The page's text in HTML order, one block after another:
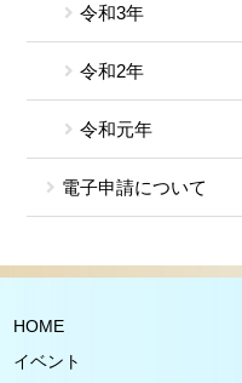
令和3年
令和2年
令和元年
電子申請について
HOME
イベント